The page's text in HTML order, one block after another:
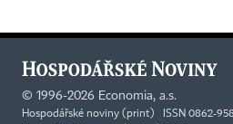
© 1996-2026 Economia, a.s.
Hospodářské noviny (print) ISSN 0862-